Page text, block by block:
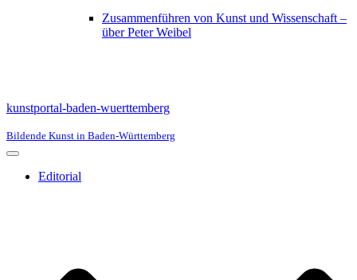
Zusammenführen von Kunst und Wissenschaft –
über Peter Weibel
kunstportal-baden-wuerttemberg
Bildende Kunst in Baden-Württemberg
Navigationsmenü
Editorial